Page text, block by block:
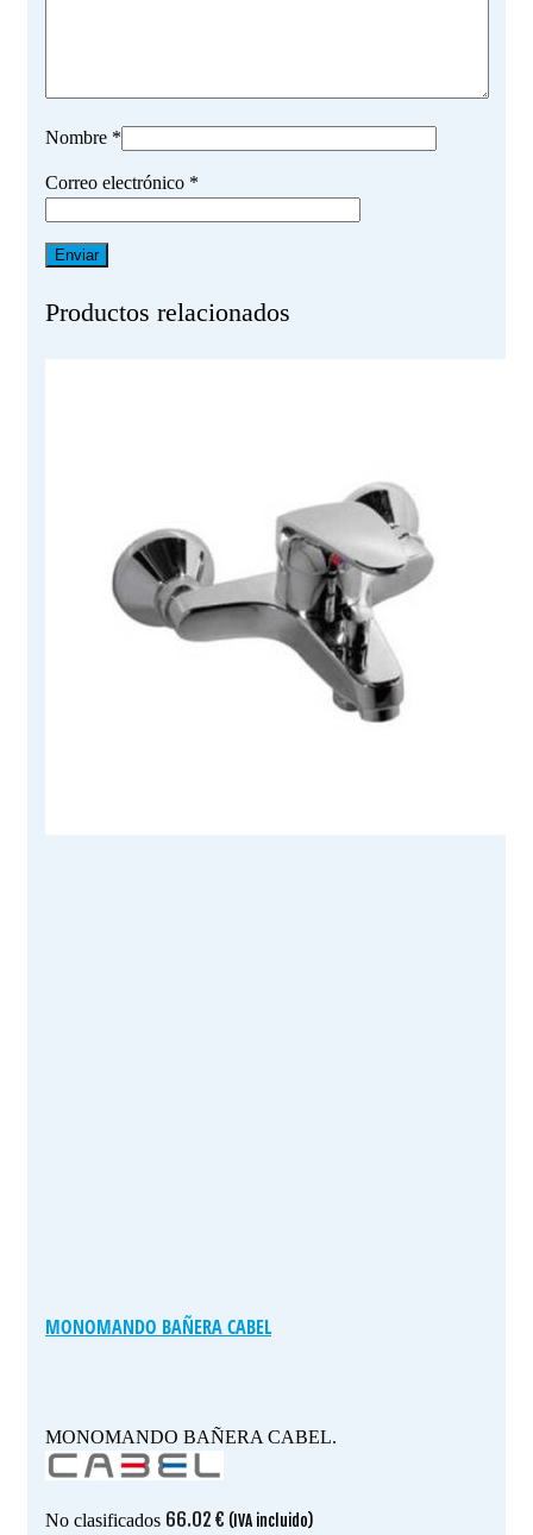
Nombre *
Correo electrónico *
Productos relacionados
MONOMANDO BAÑERA CABEL
MONOMANDO BAÑERA CABEL.
No clasificados 66.02 € (IVA incluido)